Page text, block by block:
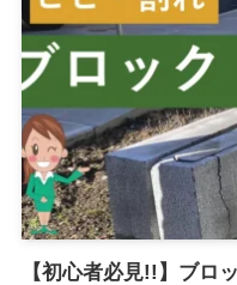
【初心者必見!!】ブロ